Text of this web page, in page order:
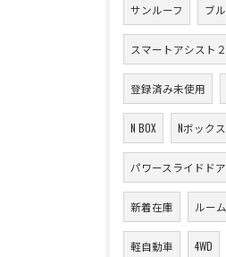
サンルーフ ブ
スマートアシスト２
登録済み未使用
N BOX Nボックス
パワースライドドア
新着在庫 ルー
軽自動車 4WD